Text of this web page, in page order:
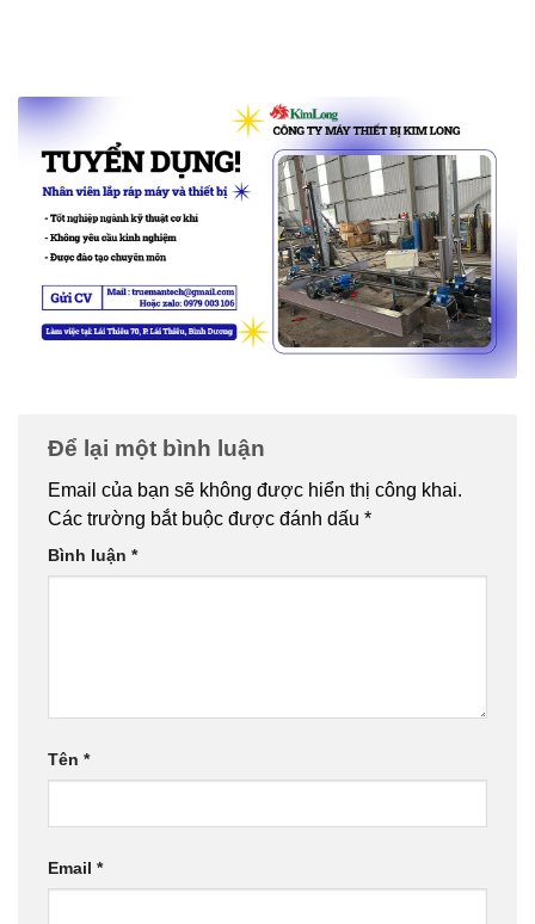
Để lại một bình luận
Email của bạn sẽ không được hiển thị công khai.
Các trường bắt buộc được đánh dấu *
Bình luận *
Tên *
Email *